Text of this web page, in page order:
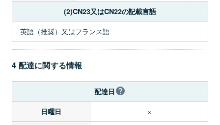
(2)CN23又はCN22の記載言語
英語（推奨）又はフランス語
4 配達に関する情報
配達日
日曜日 ×